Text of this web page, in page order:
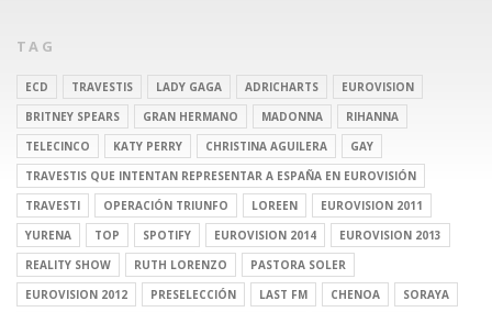
TAG
ECD TRAVESTIS LADY GAGA ADRICHARTS
EUROVISION
BRITNEY SPEARS
GRAN HERMANO MADONNA
RIHANNA
TELECINCO
KATY PERRY CHRISTINA AGUILERA
GAY
TRAVESTIS QUE INTENTAN REPRESENTAR A ESPAÑA EN EUROVISIÓN
TRAVESTI
OPERACIÓN TRIUNFO LOREEN
EUROVISION 2011
YURENA
TOP SPOTIFY EUROVISION 2014
EUROVISION 2013
REALITY SHOW
RUTH LORENZO
PASTORA SOLER
EUROVISION 2012
PRESELECCIÓN LAST FM CHENOA
SORAYA